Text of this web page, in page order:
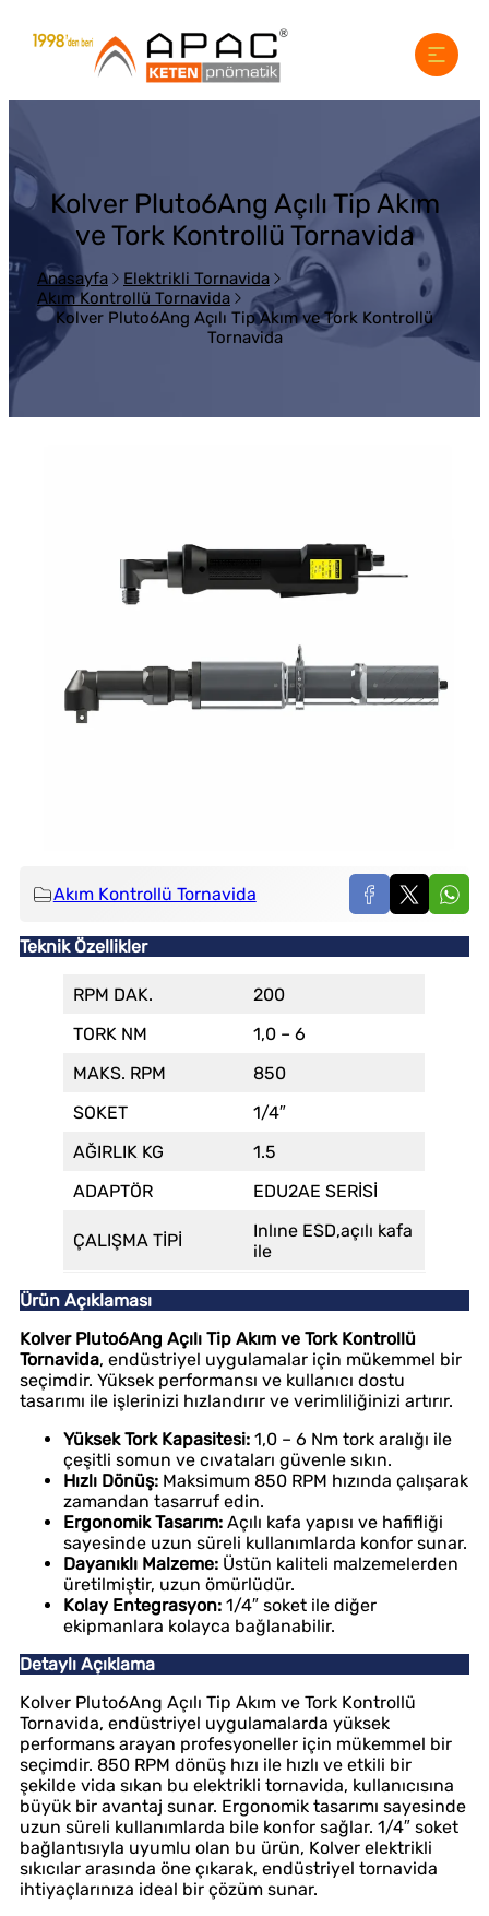
Kolver Pluto6Ang Açılı Tip Akım
ve Tork Kontrollü Tornavida
Anasayfa
Elektrikli Tornavida
Akım Kontrollü Tornavida
Kolver Pluto6Ang Açılı Tip Akım ve Tork Kontrollü
Tornavida
Akım Kontrollü Tornavida
Teknik Özellikler
RPM DAK.
200
TORK NM
1,0 – 6
MAKS. RPM
850
SOKET
1/4″
AĞIRLIK KG
1.5
ADAPTÖR
EDU2AE SERİSİ
ÇALIŞMA TİPİ
Inlıne ESD,açılı kafa
ile
Ürün Açıklaması
Kolver Pluto6Ang Açılı Tip Akım ve Tork Kontrollü
Tornavida, endüstriyel uygulamalar için mükemmel bir
seçimdir. Yüksek performansı ve kullanıcı dostu
tasarımı ile işlerinizi hızlandırır ve verimliliğinizi artırır.
Yüksek Tork Kapasitesi: 1,0 – 6 Nm tork aralığı ile
çeşitli somun ve cıvataları güvenle sıkın.
Hızlı Dönüş: Maksimum 850 RPM hızında çalışarak
zamandan tasarruf edin.
Ergonomik Tasarım: Açılı kafa yapısı ve hafifliği
sayesinde uzun süreli kullanımlarda konfor sunar.
Dayanıklı Malzeme: Üstün kaliteli malzemelerden
üretilmiştir, uzun ömürlüdür.
Kolay Entegrasyon: 1/4″ soket ile diğer
ekipmanlara kolayca bağlanabilir.
Detaylı Açıklama
Kolver Pluto6Ang Açılı Tip Akım ve Tork Kontrollü
Tornavida, endüstriyel uygulamalarda yüksek
performans arayan profesyoneller için mükemmel bir
seçimdir. 850 RPM dönüş hızı ile hızlı ve etkili bir
şekilde vida sıkan bu elektrikli tornavida, kullanıcısına
büyük bir avantaj sunar. Ergonomik tasarımı sayesinde
uzun süreli kullanımlarda bile konfor sağlar. 1/4″ soket
bağlantısıyla uyumlu olan bu ürün, Kolver elektrikli
sıkıcılar arasında öne çıkarak, endüstriyel tornavida
ihtiyaçlarınıza ideal bir çözüm sunar.